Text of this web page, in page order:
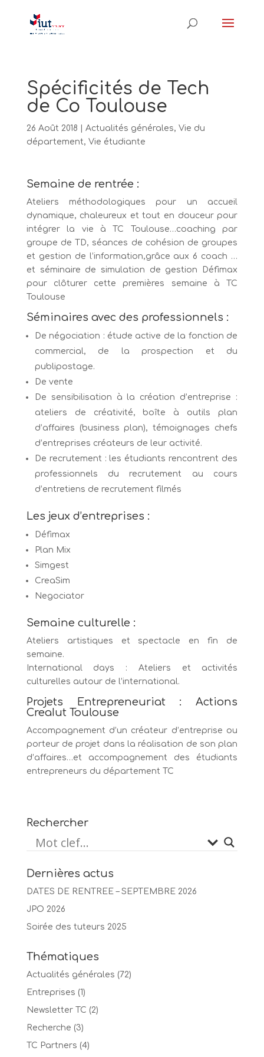
Spécificités de Tech
de Co Toulouse
26 Août 2018 Actualités générales, Vie du
département, Vie étudiante
Semaine de rentrée :
Ateliers méthodologiques pour un accueil
dynamique, chaleureux et tout en douceur pour
intégrer la vie à TC Toulouse…coaching par
groupe de TD, séances de cohésion de groupes
et gestion de l’information,grâce aux 6 coach …
et séminaire de simulation de gestion Défimax
pour clôturer cette premières semaine à TC
Toulouse
Séminaires avec des professionnels :
De négociation : étude active de la fonction de
commercial, de la prospection et du
publipostage.
De vente
De sensibilisation à la création d’entreprise :
ateliers de créativité, boîte à outils plan
d’affaires (business plan), témoignages chefs
d’entreprises créateurs de leur activité.
De recrutement : les étudiants rencontrent des
professionnels du recrutement au cours
d’entretiens de recrutement filmés
Les jeux d’entreprises :
Défimax
Plan Mix
Simgest
CreaSim
Negociator
Semaine culturelle :
Ateliers artistiques et spectacle en fin de
semaine.
International days : Ateliers et activités
culturelles autour de l’international.
Projets Entrepreneuriat : Actions
CreaIut Toulouse
Accompagnement d’un créateur d’entreprise ou
porteur de projet dans la réalisation de son plan
d’affaires…et accompagnement des étudiants
entrepreneurs du département TC
Rechercher
Dernières actus
DATES DE RENTREE – SEPTEMBRE 2026
JPO 2026
Soirée des tuteurs 2025
Thématiques
Actualités générales (72)
Entreprises (1)
Newsletter TC (2)
Recherche (3)
TC Partners (4)